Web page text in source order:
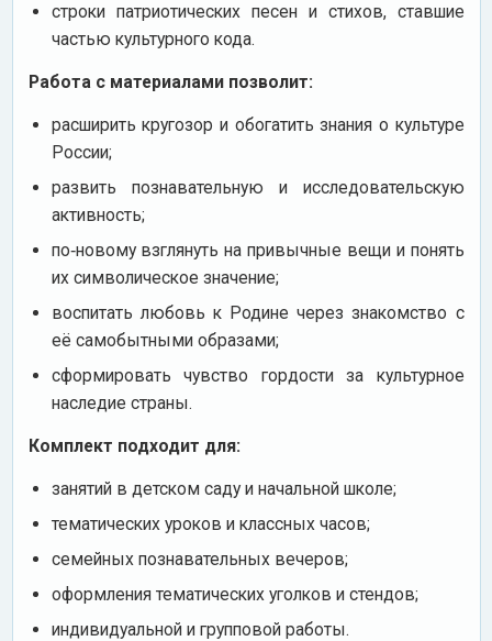
строки патриотических песен и стихов, ставшие
частью культурного кода.
Работа с материалами позволит:
расширить кругозор и обогатить знания о культуре
России;
развить познавательную и исследовательскую
активность;
по‑новому взглянуть на привычные вещи и понять
их символическое значение;
воспитать любовь к Родине через знакомство с
её самобытными образами;
сформировать чувство гордости за культурное
наследие страны.
Комплект подходит для:
занятий в детском саду и начальной школе;
тематических уроков и классных часов;
семейных познавательных вечеров;
оформления тематических уголков и стендов;
индивидуальной и групповой работы.